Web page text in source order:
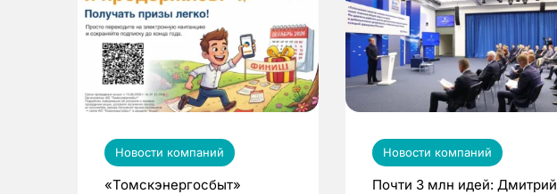
Новости компаний
«Томскэнергосбыт»
Новости компаний
Почти 3 млн идей: Дмитрий